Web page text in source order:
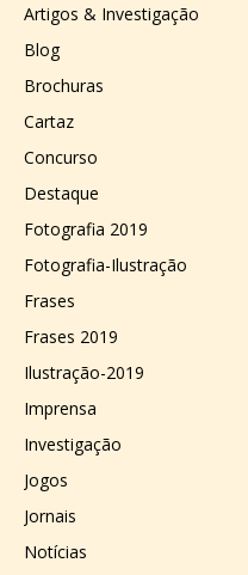
Artigos & Investigação
Blog
Brochuras
Cartaz
Concurso
Destaque
Fotografia 2019
Fotografia-Ilustração
Frases
Frases 2019
Ilustração-2019
Imprensa
Investigação
Jogos
Jornais
Notícias